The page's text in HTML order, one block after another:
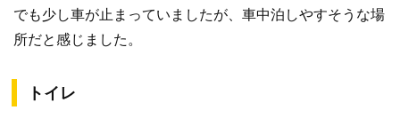
でも少し車が止まっていましたが、車中泊しやすそうな場
所だと感じました。
トイレ